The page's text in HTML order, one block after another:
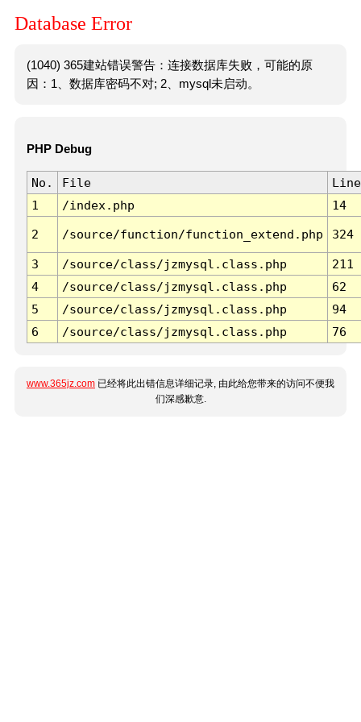
Database Error
(1040) 365建站错误警告：连接数据库失败，可能的原
因：1、数据库密码不对; 2、mysql未启动。
PHP Debug
No. File
Line
1
/index.php 14
2 /source/function/function_extend.php 324
3 /source/class/jzmysql.class.php
211
4
/source/class/jzmysql.class.php
62
5
/source/class/jzmysql.class.php
94
6
/source/class/jzmysql.class.php 76
www.365jz.com 已经将此出错信息详细记录, 由此给您带来的访问不便我
们深感歉意.